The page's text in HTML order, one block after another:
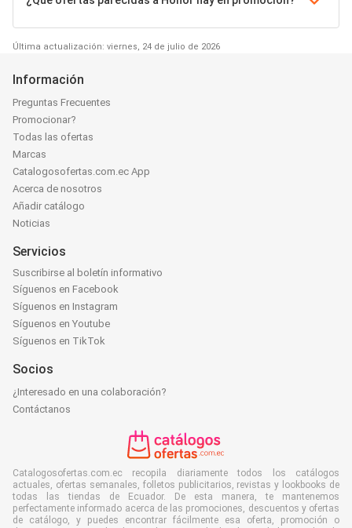
Última actualización: viernes, 24 de julio de 2026
Información
Preguntas Frecuentes
Promocionar?
Todas las ofertas
Marcas
Catalogosofertas.com.ec App
Acerca de nosotros
Añadir catálogo
Noticias
Servicios
Suscribirse al boletín informativo
Síguenos en Facebook
Síguenos en Instagram
Síguenos en Youtube
Síguenos en TikTok
Socios
¿Interesado en una colaboración?
Contáctanos
Catalogosofertas.com.ec recopila diariamente todos los catálogos
actuales, ofertas semanales, folletos publicitarios, revistas y lookbooks de
todas las tiendas de Ecuador. De esta manera, te mantenemos
perfectamente informado acerca de las promociones, descuentos y ofertas
de catálogo, y puedes encontrar fácilmente esa oferta, promoción o